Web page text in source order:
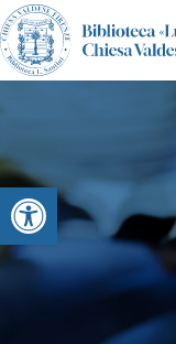
Apri la